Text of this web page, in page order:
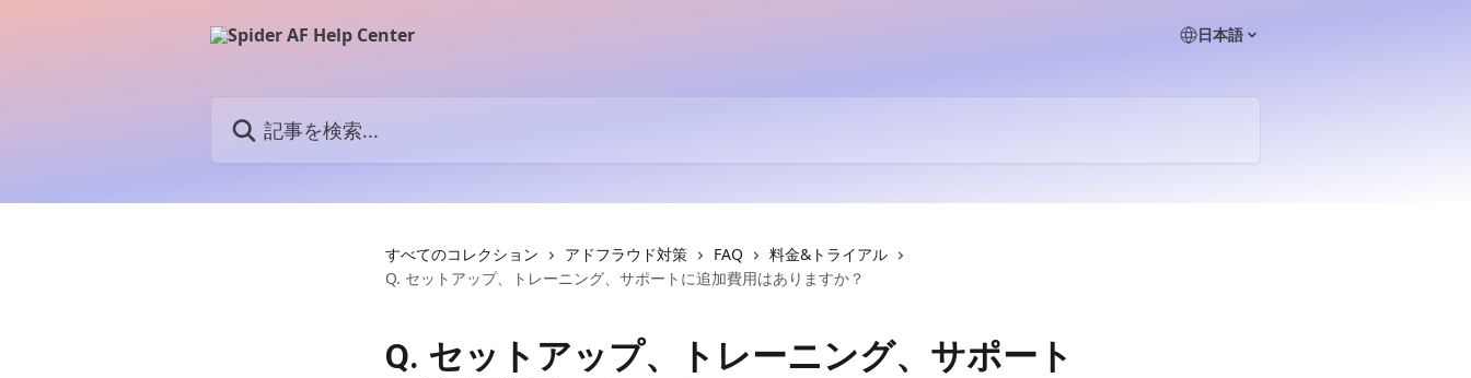
日本語
すべてのコレクション アドフラウド対策 FAQ
料金&トライアル
Q. セットアップ、トレーニング、サポートに追加費用はありますか？
Q. セットアップ、トレーニング、サポート